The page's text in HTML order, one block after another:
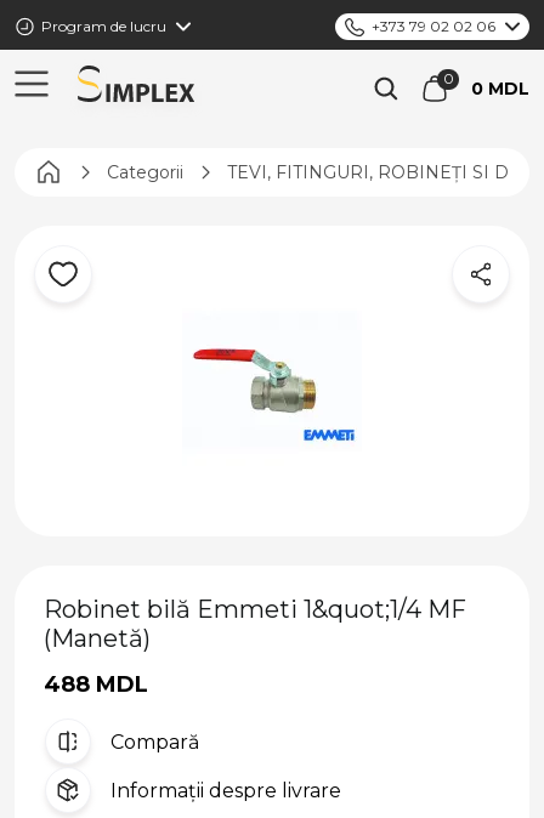
Program de lucru +373 79 02 02 06
0 MDL
Pagina principală
Categorii TEVI, FITINGURI, ROBINEȚI SI
Robinet bilă Emmeti 1&quot;1/4 MF
(Manetă)
488 MDL
Compară
Informații despre livrare